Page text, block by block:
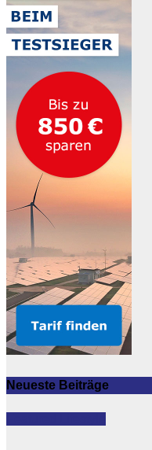
Neueste Beiträge